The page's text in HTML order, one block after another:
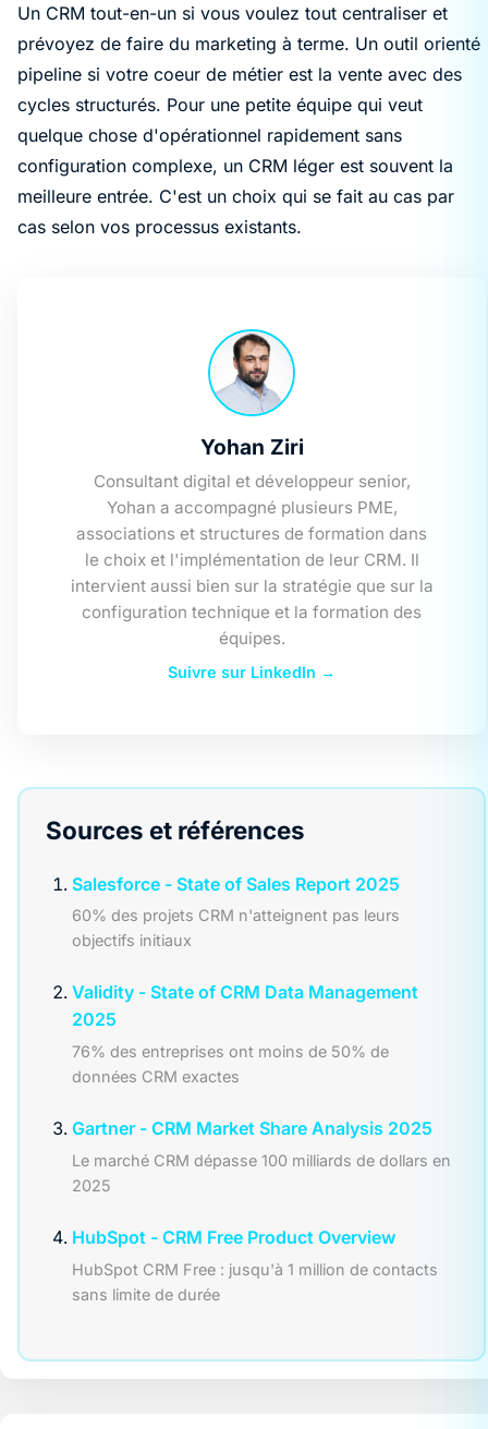
Un CRM tout-en-un si vous voulez tout centraliser et
prévoyez de faire du marketing à terme. Un outil orienté
pipeline si votre coeur de métier est la vente avec des
cycles structurés. Pour une petite équipe qui veut
quelque chose d'opérationnel rapidement sans
configuration complexe, un CRM léger est souvent la
meilleure entrée. C'est un choix qui se fait au cas par
cas selon vos processus existants.
Yohan Ziri
Consultant digital et développeur senior,
Yohan a accompagné plusieurs PME,
associations et structures de formation dans
le choix et l'implémentation de leur CRM. Il
intervient aussi bien sur la stratégie que sur la
configuration technique et la formation des
équipes.
Suivre sur LinkedIn →
Sources et références
Salesforce - State of Sales Report 2025
60% des projets CRM n'atteignent pas leurs
objectifs initiaux
Validity - State of CRM Data Management
2025
76% des entreprises ont moins de 50% de
données CRM exactes
Gartner - CRM Market Share Analysis 2025
Le marché CRM dépasse 100 milliards de dollars en
2025
HubSpot - CRM Free Product Overview
HubSpot CRM Free : jusqu'à 1 million de contacts
sans limite de durée